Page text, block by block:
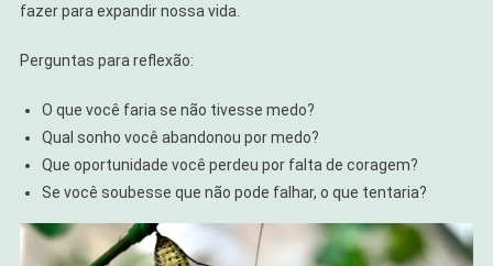
fazer para expandir nossa vida.
Perguntas para reflexão:
O que você faria se não tivesse medo?
Qual sonho você abandonou por medo?
Que oportunidade você perdeu por falta de coragem?
Se você soubesse que não pode falhar, o que tentaria?